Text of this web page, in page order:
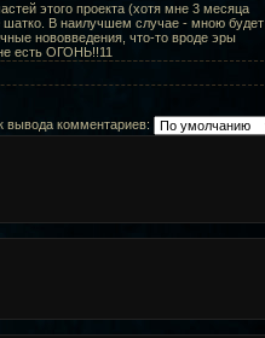
этого проекта (хотя мне 3 месяца
шатко. В наилучшем случае - мною будет
нововведения, что-то вроде эры
есть ОГОНЬ!!11
вывода комментариев: